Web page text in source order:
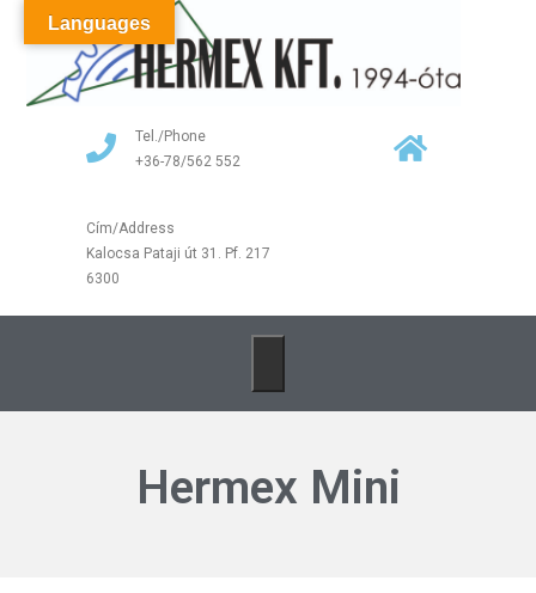
Tel./Phone
+36-78/562 552
Cím/Address
Kalocsa Pataji út 31. Pf. 217
6300
Hermex Mini
Languages